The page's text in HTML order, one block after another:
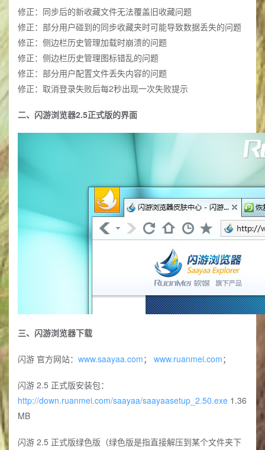
修正：同步后的新收藏文件无法覆盖旧收藏问题
修正：部分用户碰到的同步收藏夹时可能导致数据丢失的问题
修正：侧边栏历史管理加载时崩溃的问题
修正：侧边栏历史管理图标错乱的问题
修正：部分用户配置文件丢失内容的问题
修正：取消登录失败后每2秒出现一次失败提示
二、闪游浏览器2.5正式版的界面
三、闪游浏览器下载
闪游 官方网站： www.saayaa.com； www.ruanmei.com；
闪游 2.5 正式版安装包：
http://down.ruanmei.com/saayaa/saayaasetup_2.50.exe 1.36
MB
闪游 2.5 正式版绿色版（绿色版是指直接解压到某个文件夹下